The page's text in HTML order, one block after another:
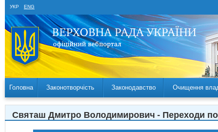
УКР ENG
Головна Законотворчість Законодавство Очищення
Святаш Дмитро Володимирович - Переходи